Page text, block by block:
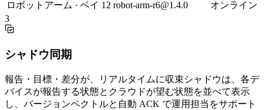
ロボットアーム · ベイ 12 robot-arm-r6@1.4.0
オンライン
3
シャドウ同期
報告・目標・差分が、リアルタイムに収束シャドウは、各デ
バイスが報告する状態とクラウドが望む状態を並べて表示
し、バージョンベクトルと自動 ACK で運用担当をサポート